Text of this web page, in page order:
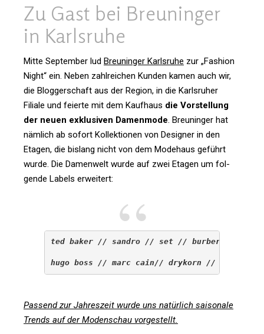
Zu Gast bei Breu­ninger
in Karlsruhe
Mitte Sep­tember lud Breu­ninger Karls­ruhe zur „Fashion
Night“ ein. Neben zahl­rei­chen Kunden kamen auch wir,
die Blog­ger­schaft aus der Region, in die Karls­ruher
Filiale und fei­erte mit dem Kauf­haus die Vor­stel­lung
der neuen exklu­siven Damen­mode. Breu­ninger hat
näm­lich ab sofort Kol­lek­tionen von Desi­gner in den
Etagen, die bis­lang nicht von dem Mode­haus geführt
wurde. Die Damen­welt wurde auf zwei Etagen um fol­
gende Labels erweitert:
ted baker // sandro // set // burberry
hugo boss // marc cain// drykorn // claudie
Pas­send zur Jah­res­zeit wurde uns natür­lich sai­so­nale
Trends auf der Moden­schau vorgestellt.